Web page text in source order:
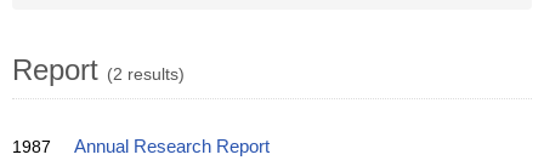
Report (2 results)
1987 Annual Research Report